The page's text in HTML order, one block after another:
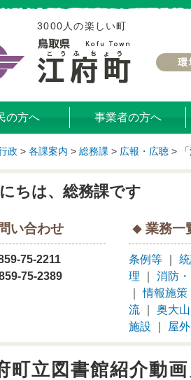
3000人の楽しい町
環
の方へ 事業者の方へ
政 > 各課案内 > 総務課 > 広報・広聴 >
ちは、総務課です
い合わせ
75-2211
75-2389
業務一
条例等
理
消防
｜情報施策
流
奥大
施設
屋
町立図書館紹介動